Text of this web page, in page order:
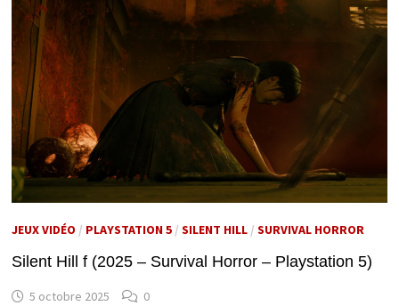
JEUX VIDÉO / PLAYSTATION 5/ SILENT HILL/ SURVIVAL HORROR
Silent Hill f (2025 – Survival Horror – Playstation 5)
5 octobre 2025 0